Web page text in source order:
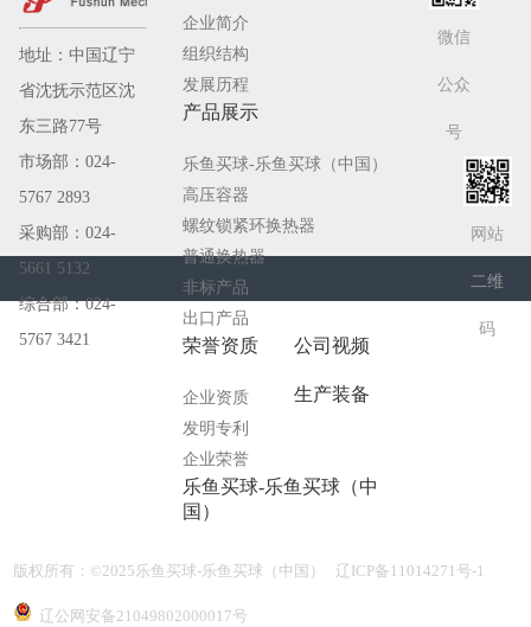
重量：
557吨
地址：中国辽宁
省沈抚示范区沈
东三路77号
市场部：024-
5767 2893
采购部：024-
5661 5132
综合部：024-
5767 3421
企业简介
组织结构
发展历程
产品展示
乐鱼买球-乐鱼买球（中国）
高压容器
螺纹锁紧环换热器
普通换热器
非标产品
出口产品
荣誉资质
企业资质
发明专利
企业荣誉
公司视频
生产装备
乐鱼买球-乐鱼买球（中
国）
微信
公众
号
网站
二维
码
版权所有：©2025乐鱼买球-乐鱼买球（中国） 辽ICP备11014271号-1
辽公网安备21049802000017号